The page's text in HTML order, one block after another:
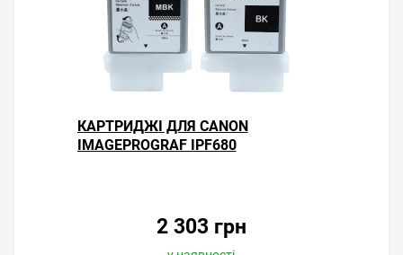
КАРТРИДЖІ ДЛЯ CANON
IMAGEPROGRAF IPF680
2 303 грн